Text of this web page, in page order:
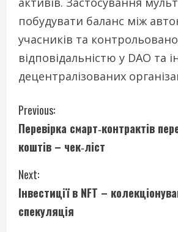
побудувати баланс між
учасників та
відповідальністю у DAO та
децентралізованих
C
o
n
t
i
Previous:
Перевірка смарт‑контрактів
коштів – чек‑ліст
Next:
Інвестиції в NFT –
спекуляція